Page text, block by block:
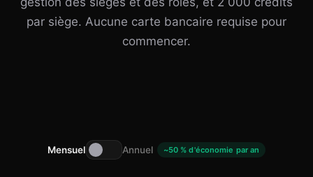
par siège. Aucune carte bancaire requise pour
commencer.
Mensuel Annuel ~50 % d'économie par an